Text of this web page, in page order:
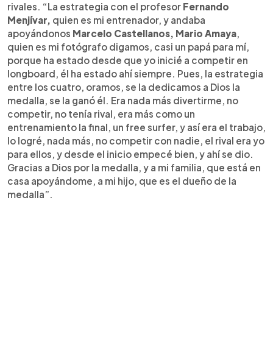
rivales. “La estrategia con el profesor Fernando
Menjívar, quien es mi entrenador, y andaba
apoyándonos Marcelo Castellanos, Mario Amaya,
quien es mi fotógrafo digamos, casi un papá para mí,
porque ha estado desde que yo inicié a competir en
longboard, él ha estado ahí siempre. Pues, la estrategia
entre los cuatro, oramos, se la dedicamos a Dios la
medalla, se la ganó él. Era nada más divertirme, no
competir, no tenía rival, era más como un
entrenamiento la final, un free surfer, y así era el trabajo,
lo logré, nada más, no competir con nadie, el rival era yo
para ellos, y desde el inicio empecé bien, y ahí se dio.
Gracias a Dios por la medalla, y a mi familia, que está en
casa apoyándome, a mi hijo, que es el dueño de la
medalla”.